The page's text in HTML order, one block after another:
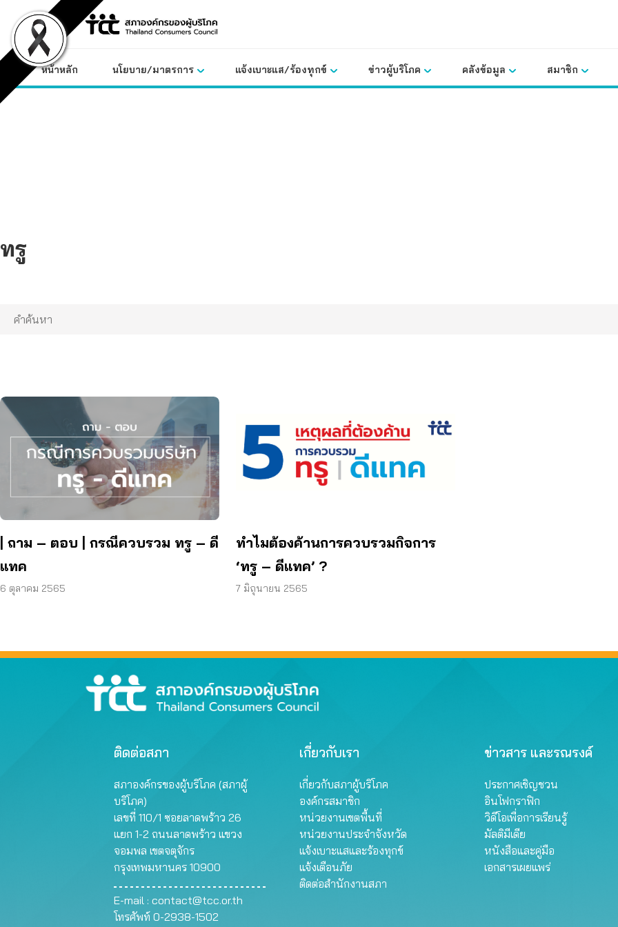
content
หน้าหลัก นโยบาย/มาตรการ แจ้งเบาะแส/ร้องทุกข์ ข่าวผู้บริโภค คลังข้อมูล สมาชิก
ทรู
| ถาม – ตอบ | กรณีควบรวม ทรู – ดี
แทค
6 ตุลาคม 2565
ทำไมต้องค้านการควบรวมกิจการ
‘ทรู – ดีแทค’ ?
7 มิถุนายน 2565
ติดต่อสภา
สภาองค์กรของผู้บริโภค (สภาผู้
บริโภค)
เลขที่ 110/1 ซอยลาดพร้าว 26
แยก 1-2 ถนนลาดพร้าว แขวง
จอมพล เขตจตุจักร
กรุงเทพมหานคร 10900
E-mail : contact@tcc.or.th
โทรศัพท์ 0-2938-1502
เกี่ยวกับเรา
เกี่ยวกับสภาผู้บริโภค
องค์กรสมาชิก
หน่วยงานเขตพื้นที่
หน่วยงานประจำจังหวัด
แจ้งเบาะแสและร้องทุกข์
แจ้งเตือนภัย
ติดต่อสำนักงานสภา
ข่าวสาร และรณรงค์
ประกาศเชิญชวน
อินโฟกราฟิก
วิดีโอเพื่อการเรียนรู้
มัลติมีเดีย
หนังสือและคู่มือ
เอกสารเผยแพร่